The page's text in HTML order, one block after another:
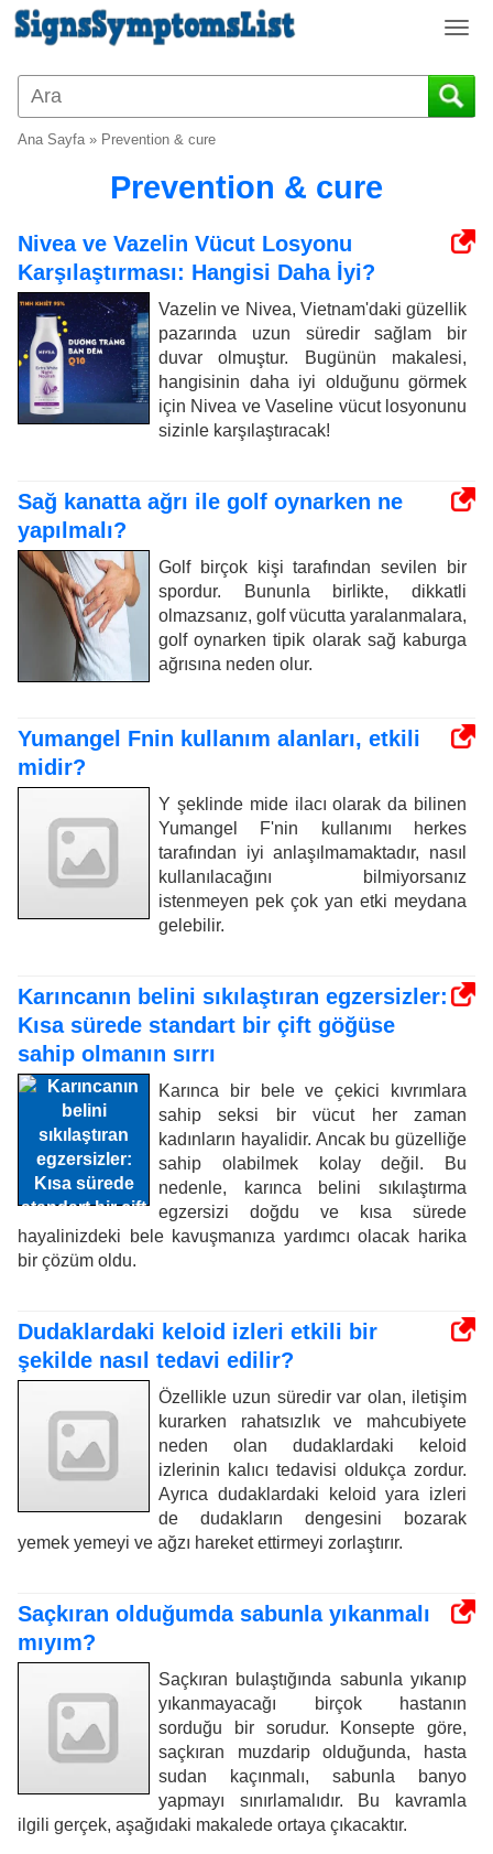
T
g
g
i
t
i
o
n
Ana Sayfa» Prevention & cure
Prevention & cure
Nivea ve Vazelin Vücut Losyonu
Karşılaştırması: Hangisi Daha İyi?
Vazelin ve Nivea, Vietnam'daki güzellik
pazarında uzun süredir sağlam bir
duvar olmuştur. Bugünün makalesi,
hangisinin daha iyi olduğunu görmek
için Nivea ve Vaseline vücut losyonunu
sizinle karşılaştıracak!
Sağ kanatta ağrı ile golf oynarken ne
yapılmalı?
Golf birçok kişi tarafından sevilen bir
spordur. Bununla birlikte, dikkatli
olmazsanız, golf vücutta yaralanmalara,
golf oynarken tipik olarak sağ kaburga
ağrısına neden olur.
Yumangel Fnin kullanım alanları, etkili
midir?
Y şeklinde mide ilacı olarak da bilinen
Yumangel F'nin kullanımı herkes
tarafından iyi anlaşılmamaktadır, nasıl
kullanılacağını bilmiyorsanız
istenmeyen pek çok yan etki meydana
gelebilir.
Karıncanın belini sıkılaştıran egzersizler:
Kısa sürede standart bir çift göğüse
sahip olmanın sırrı
Karınca bir bele ve çekici kıvrımlara
sahip seksi bir vücut her zaman
kadınların hayalidir. Ancak bu güzelliğe
sahip olabilmek kolay değil. Bu
nedenle, karınca belini sıkılaştırma
egzersizi doğdu ve kısa sürede
hayalinizdeki bele kavuşmanıza yardımcı olacak harika
bir çözüm oldu.
Dudaklardaki keloid izleri etkili bir
şekilde nasıl tedavi edilir?
Özellikle uzun süredir var olan, iletişim
kurarken rahatsızlık ve mahcubiyete
neden olan dudaklardaki keloid
izlerinin kalıcı tedavisi oldukça zordur.
Ayrıca dudaklardaki keloid yara izleri
de dudakların dengesini bozarak
yemek yemeyi ve ağzı hareket ettirmeyi zorlaştırır.
Saçkıran olduğumda sabunla yıkanmalı
mıyım?
Saçkıran bulaştığında sabunla yıkanıp
yıkanmayacağı birçok hastanın
sorduğu bir sorudur. Konsepte göre,
saçkıran muzdarip olduğunda, hasta
sudan kaçınmalı, sabunla banyo
yapmayı sınırlamalıdır. Bu kavramla
ilgili gerçek, aşağıdaki makalede ortaya çıkacaktır.